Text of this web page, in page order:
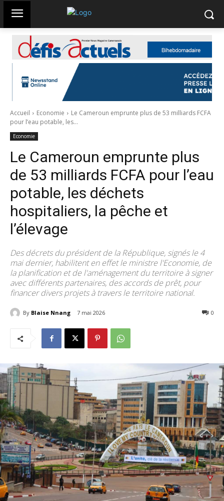
Accueil Economie
Le Cameroun emprunte plus de 53 milliards FCFA
pour l’eau potable, les...
Economie
Le Cameroun emprunte plus
de 53 milliards FCFA pour l’eau
potable, les déchets
hospitaliers, la pêche et
l’élevage
Des décrets du président de la République, signés le 4
mai dernier, habilitent en effet le ministre l'Economie, de
la planification et de l'aménagement du territoire à signer
avec différents partenaires, des accords de prêt, pour
financer divers projets à travers le territoire national.
By Blaise Nnang 7 mai 2026 0